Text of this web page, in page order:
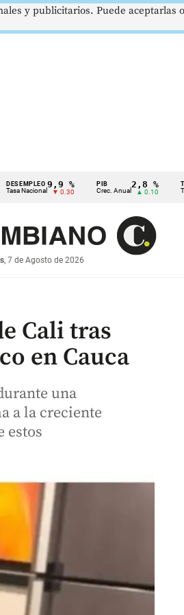
9,9 %
▼ 0.30
PIB
Crec. Anual
2,8 %
▲ 0.10
TRM
Tasa
, 7 de Agosto de 2026
Cali tras
en Cauca
una
a la creciente
estos
y publicitarios. Puede aceptarlas